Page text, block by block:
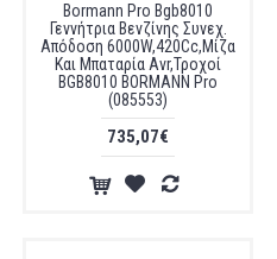
Bormann Pro Bgb8010
Γεννήτρια Βενζίνης Συνεχ.
Απόδοση 6000W,420Cc,Mίζα
Και Μπαταρία Avr,Τροχοί
BGB8010 BORMANN Pro
(085553)
735,07€